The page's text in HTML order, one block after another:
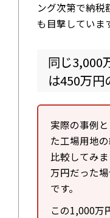
ング次第で納税
も目撃していま
同じ3,000
は450万円
実際の事例
た工場用地
比較してみ
万円だった
です。
この1,000万